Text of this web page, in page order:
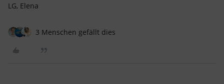
LG, Elena
3 Menschen gefällt dies